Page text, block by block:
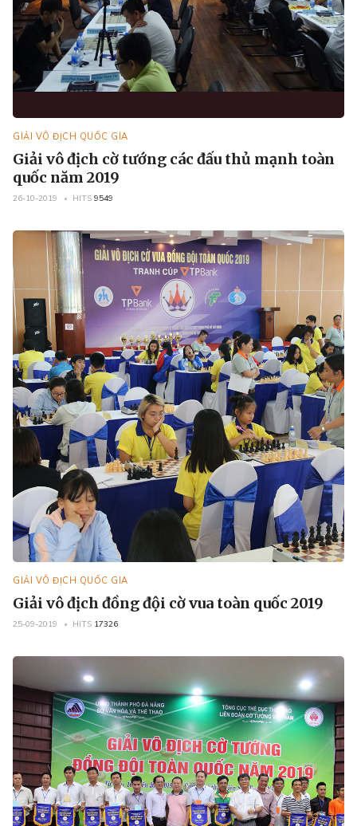
GIẢI VÔ ĐỊCH QUỐC GIA
Giải vô địch cờ tướng các đấu thủ mạnh toàn
quốc năm 2019
26-10-2019 HITS 9549
GIẢI VÔ ĐỊCH QUỐC GIA
Giải vô địch đồng đội cờ vua toàn quốc 2019
25-09-2019 HITS 17326